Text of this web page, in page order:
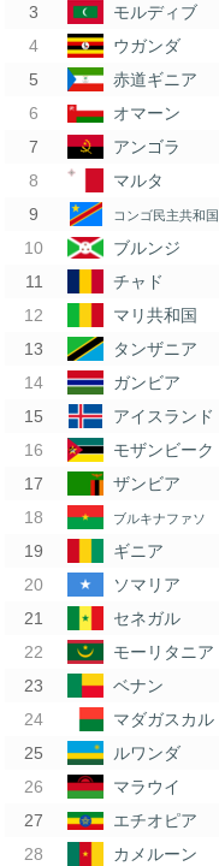
モルディブ
ウガンダ
赤道ギニア
オマーン
アンゴラ
マルタ
コンゴ民主共和国
ブルンジ
チャド
マリ共和国
タンザニア
ガンビア
アイスランド
モザンビーク
ザンビア
ブルキナファソ
ギニア
ソマリア
セネガル
モーリタニア
ベナン
マダガスカル
ルワンダ
マラウイ
エチオピア
カメルーン